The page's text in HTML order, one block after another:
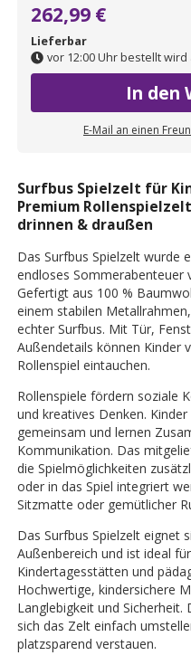
262,99 €
Lieferbar
vor 12:00 Uhr bestellt
In den
E-Mail an einen
Surfbus Spielzelt für
Premium
drinnen & draußen
Das Surfbus Spielzelt wurde
endloses Sommerabenteuer
Gefertigt aus 100 %
einem stabilen
echter Surfbus. Mit Tür,
Außendetails können Kinder
Rollenspiel eintauchen.
Rollenspiele fördern soziale
und kreatives Denken.
gemeinsam und lernen
Kommunikation. Das
die Spielmöglichkeiten
oder in das Spiel integriert
Sitzmatte oder gemütlicher
Das Surfbus Spielzelt eignet
Außenbereich und ist ideal
Kindertagesstätten und
Hochwertige, kindersichere
Langlebigkeit und
sich das Zelt einfach
platzsparend verstauen.